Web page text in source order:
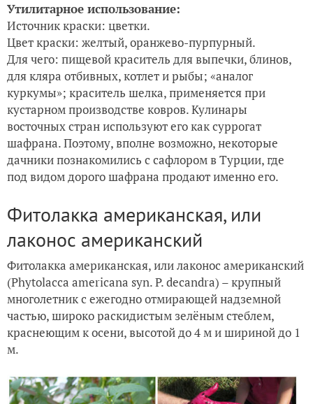
Утилитарное использование:
Источник краски: цветки.
Цвет краски: желтый, оранжево-пурпурный.
Для чего: пищевой краситель для выпечки, блинов,
для кляра отбивных, котлет и рыбы; «аналог
куркумы»; краситель шелка, применяется при
кустарном производстве ковров. Кулинары
восточных стран используют его как суррогат
шафрана. Поэтому, вполне возможно, некоторые
дачники познакомились с сафлором в Турции, где
под видом дорого шафрана продают именно его.
Фитолакка американская, или
лаконос американский
Фитолакка американская, или лаконос американский
(Phytolacca americana syn. P. decandra) – крупный
многолетник с ежегодно отмирающей надземной
частью, широко раскидистым зелёным стеблем,
краснеющим к осени, высотой до 4 м и шириной до 1
м.